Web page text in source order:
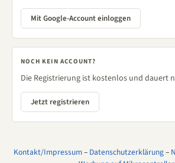
Mit Google-Account einloggen
NOCH KEIN ACCOUNT?
Die Registrierung ist kostenlos und dauert
Jetzt registrieren
Kontakt/Impressum– Datenschutzerklärung–